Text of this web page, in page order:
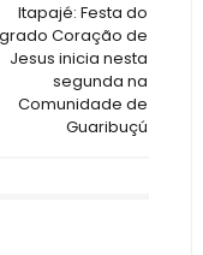
Itapajé: Festa do
Coração de
Jesus inicia nesta
segunda na
Comunidade de
Guaribuçú